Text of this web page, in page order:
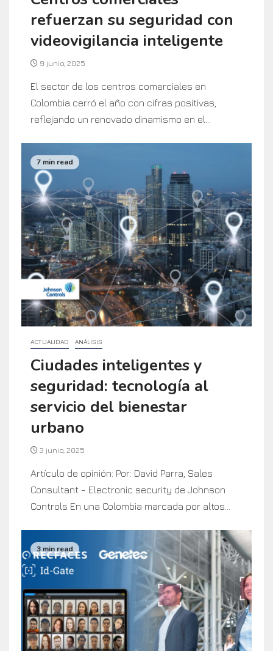
refuerzan su seguridad con
videovigilancia inteligente
9 junio, 2025
El sector de los centros comerciales en
Colombia cerró el año con cifras positivas,
reflejando un renovado dinamismo en el...
7 min read
ACTUALIDAD ANÁLISIS
Ciudades inteligentes y
seguridad: tecnología al
servicio del bienestar
urbano
3 junio, 2025
Artículo de opinión: Por: David Parra, Sales
Consultant - Electronic security de Johnson
Controls En una Colombia marcada por altos...
3 min read